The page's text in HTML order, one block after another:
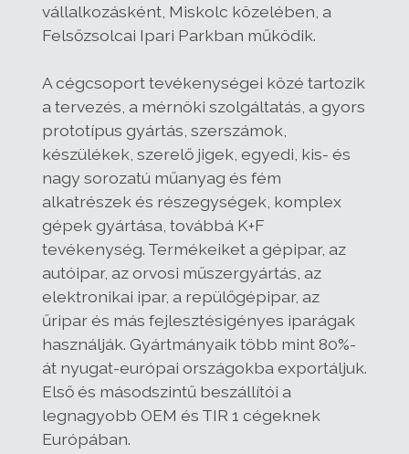
vállalkozásként, Miskolc közelében, a
Felsőzsolcai Ipari Parkban működik.
A cégcsoport tevékenységei közé tartozik
a tervezés, a mérnöki szolgáltatás, a gyors
prototípus gyártás, szerszámok,
készülékek, szerelő jigek, egyedi, kis- és
nagy sorozatú műanyag és fém
alkatrészek és részegységek, komplex
gépek gyártása, továbbá K+F
tevékenység. Termékeiket a gépipar, az
autóipar, az orvosi műszergyártás, az
elektronikai ipar, a repülőgépipar, az
űripar és más fejlesztésigényes iparágak
használják. Gyártmányaik több mint 80%-
át nyugat-európai országokba exportáljuk.
Első és másodszintű beszállítói a
legnagyobb OEM és TIR 1 cégeknek
Európában.